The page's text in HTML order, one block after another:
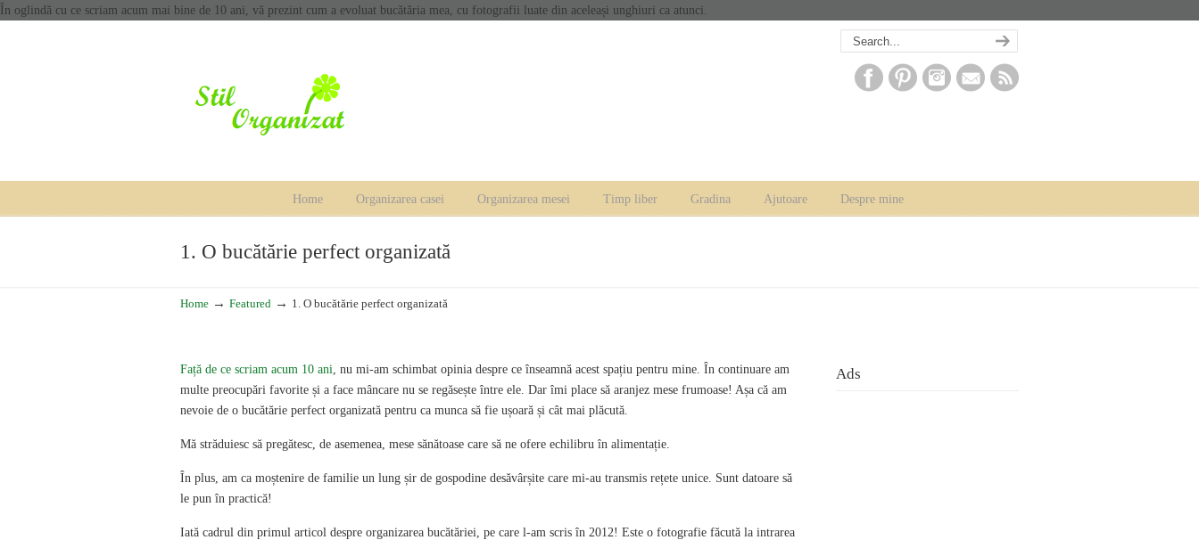
În oglindă cu ce scriam acum mai bine de 10 ani, vă prezint cum a evoluat bucătăria mea, cu fotografii luate din aceleași unghiuri ca atunci.
Home Organizarea casei Organizarea mesei Timp liber Gradina Ajutoare Despre mine
1. O bucătărie perfect organizată
Home → Featured → 1. O bucătărie perfect organizată
Față de ce scriam acum 10 ani, nu mi-am schimbat opinia despre ce înseamnă acest spațiu pentru mine. În continuare am
multe preocupări favorite și a face mâncare nu se regăsește între ele. Dar îmi place să aranjez mese frumoase! Așa că am
nevoie de o bucătărie perfect organizată pentru ca munca să fie ușoară și cât mai plăcută.
Mă străduiesc să pregătesc, de asemenea, mese sănătoase care să ne ofere echilibru în alimentație.
În plus, am ca moștenire de familie un lung șir de gospodine desăvârșite care mi-au transmis rețete unice. Sunt datoare să
le pun în practică!
Iată cadrul din primul articol despre organizarea bucătăriei, pe care l-am scris în 2012! Este o fotografie făcută la intrarea
Ads